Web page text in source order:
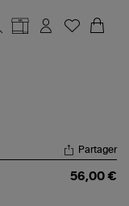
Partager
56,00 €